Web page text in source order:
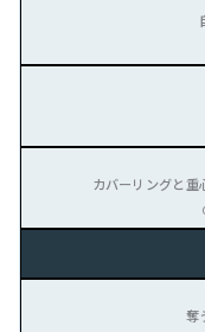
カバーリングと重
奪